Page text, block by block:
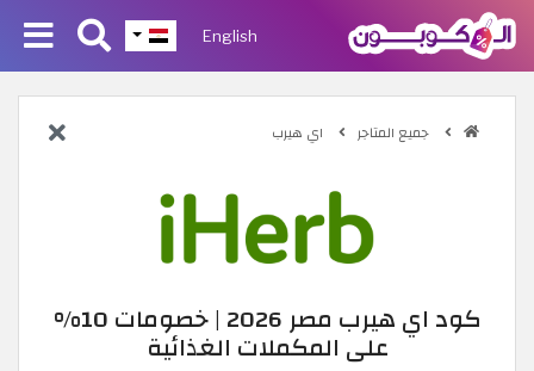
English
جميع المتاجر اي هيرب
كود اي هيرب مصر 2026 | خصومات 10%
على المكملات الغذائية